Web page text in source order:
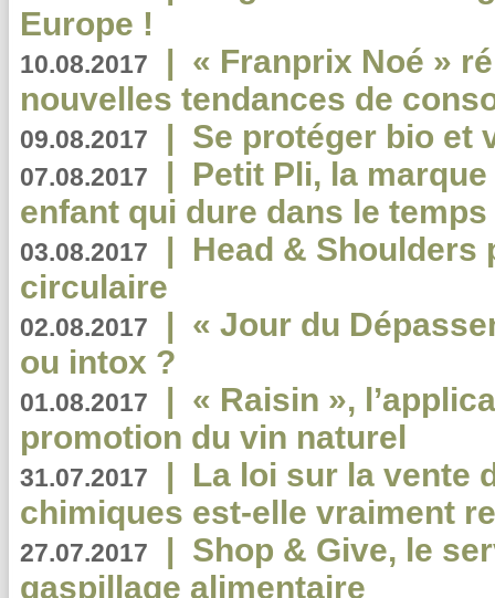
Europe !
10.08.2017 | « Franprix Noé »
nouvelles tendances de
09.08.2017 | Se protéger bio et
07.08.2017 | Petit Pli, la
enfant qui dure dans le temps
03.08.2017 | Head & Shoulders
circulaire
02.08.2017 | « Jour du
ou intox ?
01.08.2017 | « Raisin »,
promotion du vin naturel
31.07.2017 | La loi sur la vente
chimiques est-elle vraiment
27.07.2017 | Shop & Give, le
gaspillage alimentaire